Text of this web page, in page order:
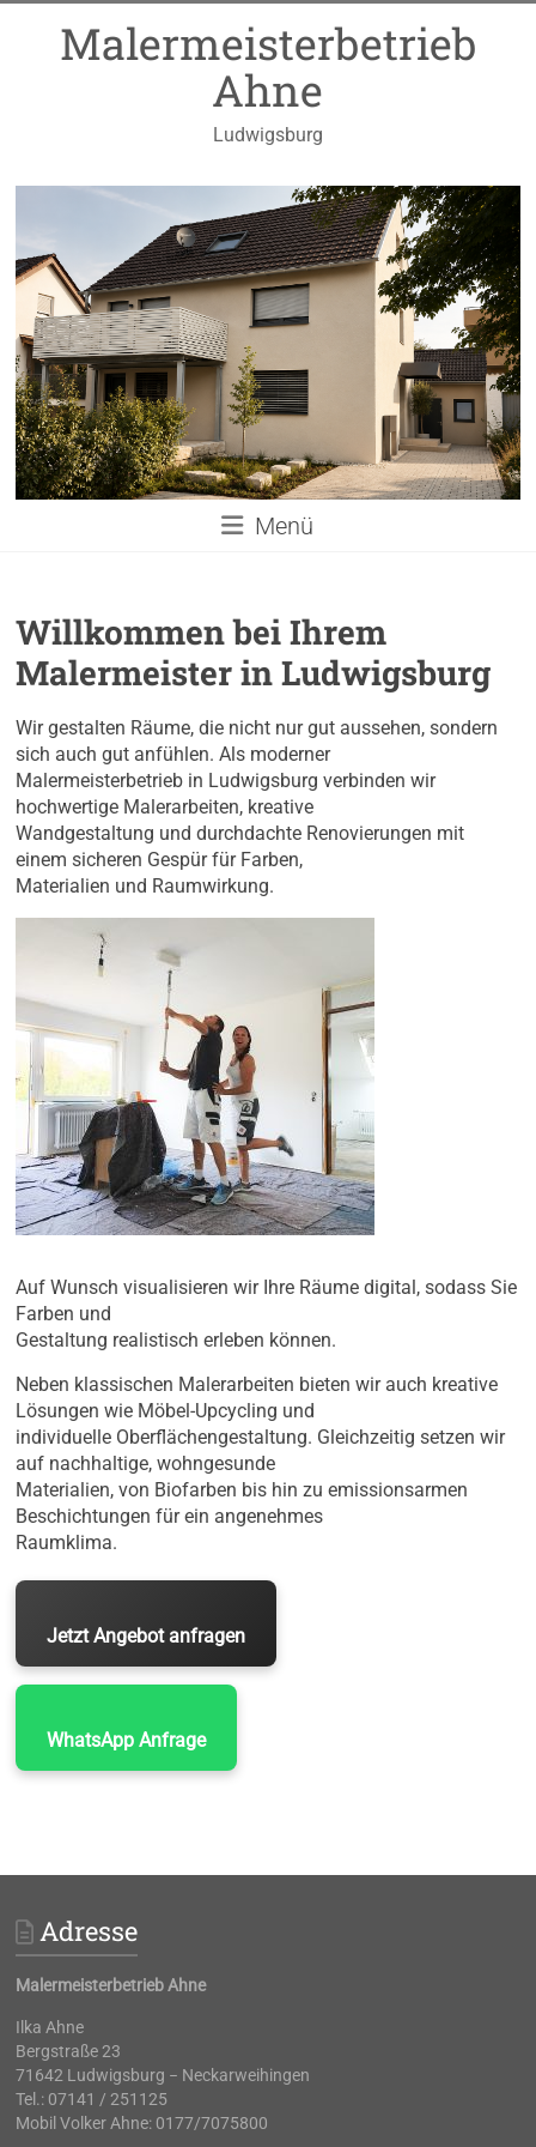
springenMalermeisterbetrieb
Ahne
Ludwigsburg
Menü
Willkommen bei Ihrem
Malermeister in Ludwigsburg
Wir gestalten Räume, die nicht nur gut aussehen, sondern
sich auch gut anfühlen. Als moderner
Malermeisterbetrieb in Ludwigsburg verbinden wir
hochwertige Malerarbeiten, kreative
Wandgestaltung und durchdachte Renovierungen mit
einem sicheren Gespür für Farben,
Materialien und Raumwirkung.
Auf Wunsch visualisieren wir Ihre Räume digital, sodass Sie
Farben und
Gestaltung realistisch erleben können.
Neben klassischen Malerarbeiten bieten wir auch kreative
Lösungen wie Möbel-Upcycling und
individuelle Oberflächengestaltung. Gleichzeitig setzen wir
auf nachhaltige, wohngesunde
Materialien, von Biofarben bis hin zu emissionsarmen
Beschichtungen für ein angenehmes
Raumklima.
Jetzt Angebot anfragen
WhatsApp Anfrage
Adresse
Malermeisterbetrieb Ahne
Ilka Ahne
Bergstraße 23
71642 Ludwigsburg − Neckarweihingen
Tel.: 07141 / 251125
Mobil Volker Ahne: 0177/7075800